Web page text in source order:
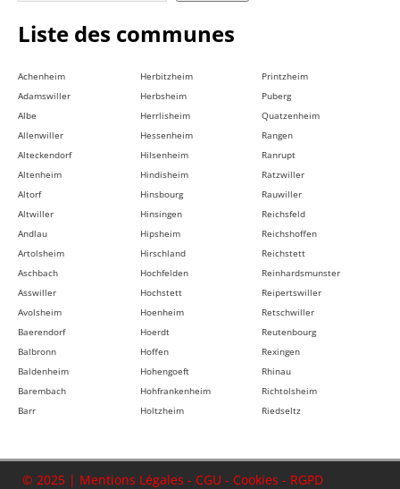
Liste des communes
Achenheim
Adamswiller
Albe
Allenwiller
Alteckendorf
Altenheim
Altorf
Altwiller
Andlau
Artolsheim
Aschbach
Asswiller
Avolsheim
Baerendorf
Balbronn
Baldenheim
Barembach
Barr
Herbitzheim
Herbsheim
Herrlisheim
Hessenheim
Hilsenheim
Hindisheim
Hinsbourg
Hinsingen
Hipsheim
Hirschland
Hochfelden
Hochstett
Hoenheim
Hoerdt
Hoffen
Hohengoeft
Hohfrankenheim
Holtzheim
Printzheim
Puberg
Quatzenheim
Rangen
Ranrupt
Ratzwiller
Rauwiller
Reichsfeld
Reichshoffen
Reichstett
Reinhardsmunster
Reipertswiller
Retschwiller
Reutenbourg
Rexingen
Rhinau
Richtolsheim
Riedseltz
© 2025 | Mentions Légales - CGU - Cookies - RGPD